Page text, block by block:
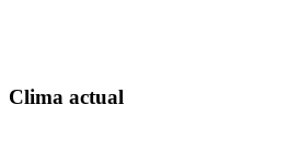
Clima actual